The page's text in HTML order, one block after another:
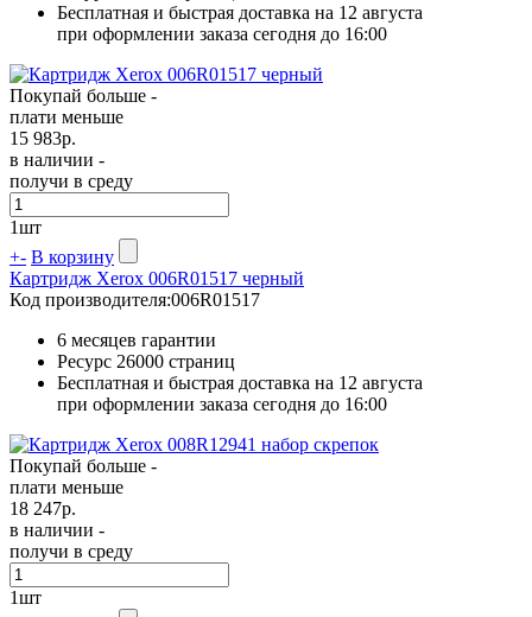
Бесплатная и быстрая доставка на 12 августа
при оформлении заказа сегодня до 16:00
Покупай больше -
плати меньше
15 983р.
в наличии -
получи в среду
1шт
+- В корзину
Картридж Xerox 006R01517 черный
Код производителя:006R01517
6 месяцев гарантии
Ресурс 26000 страниц
Бесплатная и быстрая доставка на 12 августа
при оформлении заказа сегодня до 16:00
Покупай больше -
плати меньше
18 247р.
в наличии -
получи в среду
1шт